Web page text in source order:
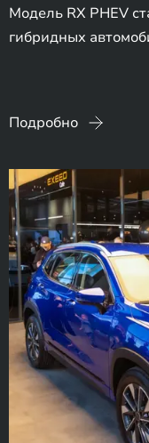
Модель RX PHEV
гибридных
Подробно